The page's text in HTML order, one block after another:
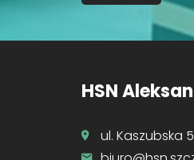
HSN
ul. Kaszubska